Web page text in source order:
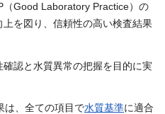
Good Laboratory Practice）の
を図り、信頼性の高い検査結果
認と水質異常の把握を目的に実
は、全ての項目で水質基準に適合